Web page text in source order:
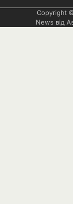
Copyright
News від